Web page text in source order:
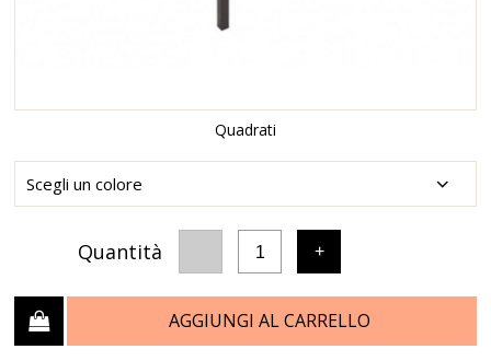
Quadrati
Quantità 1 +
AGGIUNGI AL CARRELLO